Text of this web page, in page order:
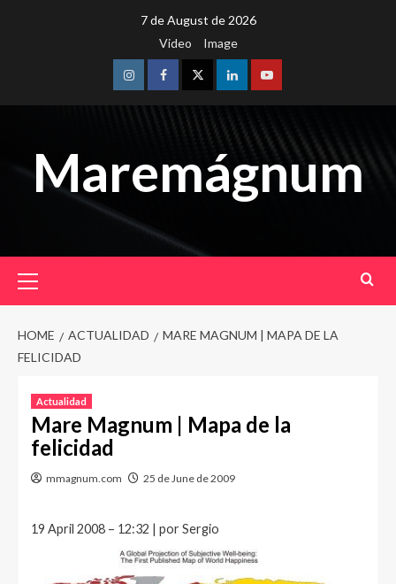
7 de August de 2026
Video
Image
InstagramFacebookTwitterLinkedinYoutube
Maremágnum
Menu
HOME ACTUALIDAD
MARE MAGNUM | MAPA DE LA
FELICIDAD
Actualidad
Mare Magnum | Mapa de la
felicidad
mmagnum.com 25 de June de 2009
19 April 2008 – 12:32 | por Sergio